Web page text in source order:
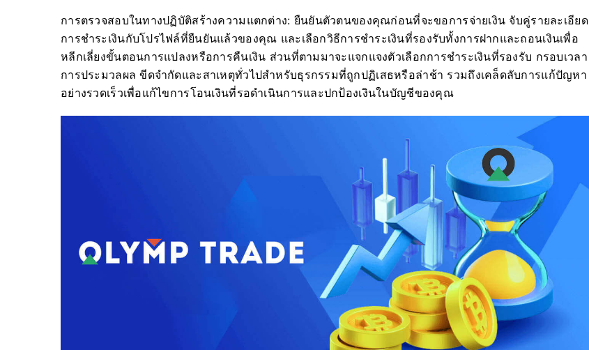
การตรวจสอบในทางปฏิบัติสร้างความแตกต่าง: ยืนยันตัวตนของคุณก่อนที่จะขอการจ่ายเงิน จับคู่รายละเอียด
การชำระเงินกับโปรไฟล์ที่ยืนยันแล้วของคุณ และเลือกวิธีการชำระเงินที่รองรับทั้งการฝากและถอนเงินเพื่อ
หลีกเลี่ยงขั้นตอนการแปลงหรือการคืนเงิน ส่วนที่ตามมาจะแจกแจงตัวเลือกการชำระเงินที่รองรับ กรอบเวลา
การประมวลผล ขีดจำกัดและสาเหตุทั่วไปสำหรับธุรกรรมที่ถูกปฏิเสธหรือล่าช้า รวมถึงเคล็ดลับการแก้ปัญหา
อย่างรวดเร็วเพื่อแก้ไขการโอนเงินที่รอดำเนินการและปกป้องเงินในบัญชีของคุณ